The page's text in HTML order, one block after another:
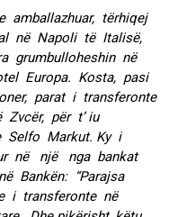
amballazhuar, tërhiqej
në Napoli të Italisë,
grumbulloheshin në
Europa. Kosta, pasi
parat i transferonte
Zvcër, për t’ iu
Selfo Markut. Ky i
në një nga bankat
Bankën: “Parajsa
i transferonte në